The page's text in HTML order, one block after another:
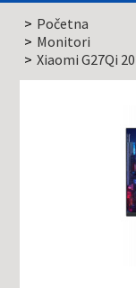
Početna
Monitori
Xiaomi G27Qi